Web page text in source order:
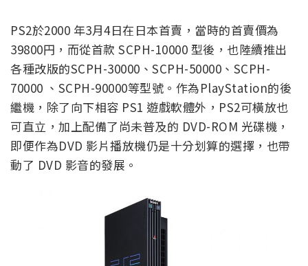
PS2於2000 年3月4日在日本首賣，當時的首賣價為
39800円，而從首款 SCPH-10000 型後，也陸續推出
各種改版的SCPH-30000、SCPH-50000、SCPH-
70000 、SCPH-90000等型號。作為PlayStation的後
繼機，除了向下相容 PS1 遊戲軟體外，PS2可橫放也
可直立，加上配備了尚未普及的 DVD-ROM 光碟機，
即便作為DVD 影片播放機仍是十分划算的選擇，也帶
動了 DVD 影音的發展。